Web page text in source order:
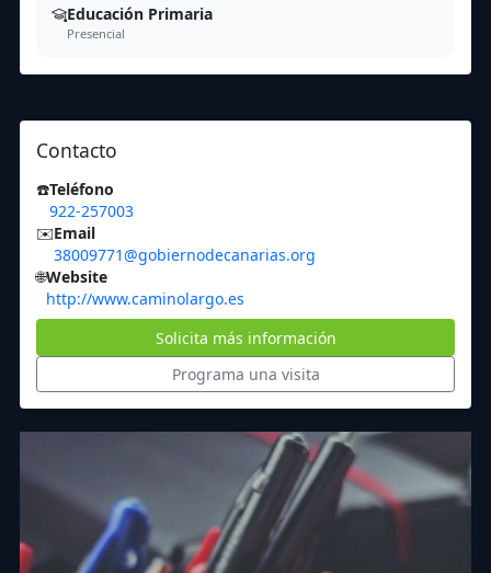
Educación Primaria
Presencial
Contacto
☎️Teléfono
922-257003
✉️Email
38009771@gobiernodecanarias.org
🌐Website
http://www.caminolargo.es
Solicita más información
Programa una visita